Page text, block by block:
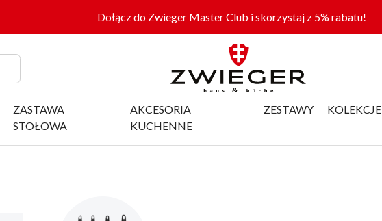
Dołącz do Zwieger Master Club i skorzystaj z 5% rabatu!
ZASTAWA
STOŁOWA
AKCESORIA
KUCHENNE
ZESTAWY KOLEKCJE